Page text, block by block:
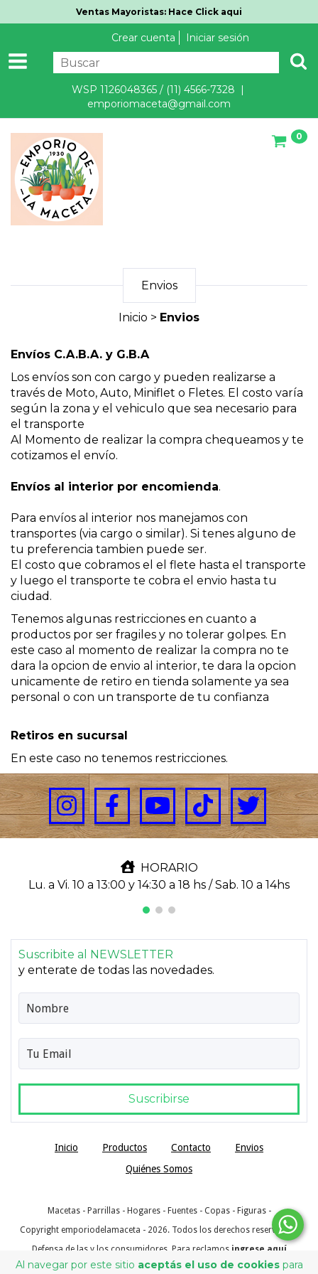
Ventas Mayoristas: Hace Click aqui
Crear cuenta Iniciar sesión
WSP 1126048365 / (11) 4566-7328 |
emporiomaceta@gmail.com
Al navegar por este sitio aceptás el uso de cookiespara
0
Envios
Inicio > Envios
Envíos C.A.B.A. y G.B.A
Los envíos son con cargo y pueden realizarse a
través de Moto, Auto, Miniflet o Fletes. El costo varía
según la zona y el vehiculo que sea necesario para
el transporte
Al Momento de realizar la compra chequeamos y te
cotizamos el envío.
Envíos al interior por encomienda.
Para envíos al interior nos manejamos con
transportes (via cargo o similar). Si tenes alguno de
tu preferencia tambien puede ser.
El costo que cobramos el el flete hasta el transporte
y luego el transporte te cobra el envio hasta tu
ciudad.
Tenemos algunas restricciones en cuanto a
productos por ser fragiles y no tolerar golpes. En
este caso al momento de realizar la compra no te
dara la opcion de envio al interior, te dara la opcion
unicamente de retiro en tienda solamente ya sea
personal o con un transporte de tu confianza
Retiros en sucursal
En este caso no tenemos restricciones.
HORARIO
Lu. a Vi. 10 a 13:00 y 14:30 a 18 hs / Sab. 10 a 14hs
Suscribite al NEWSLETTER
y enterate de todas las novedades.
Inicio Productos Contacto
Envios
Quiénes Somos
Macetas - Parrillas - Hogares - Fuentes - Copas - Figuras -
Copyright emporiodelamaceta - 2026. Todos los derechos reservados.
Defensa de las y los consumidores. Para reclamos ingrese aquí